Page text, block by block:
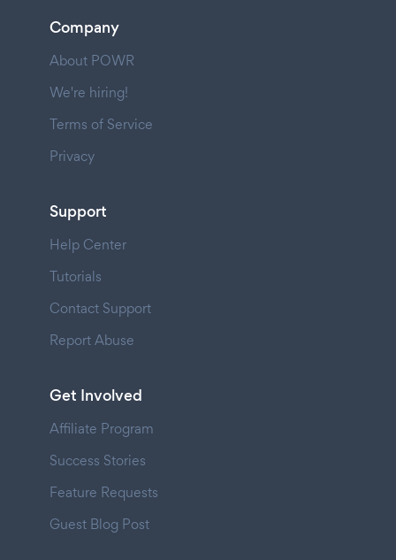
Company
About POWR
We're hiring!
Terms of Service
Privacy
Support
Help Center
Tutorials
Contact Support
Report Abuse
Get Involved
Affiliate Program
Success Stories
Feature Requests
Guest Blog Post